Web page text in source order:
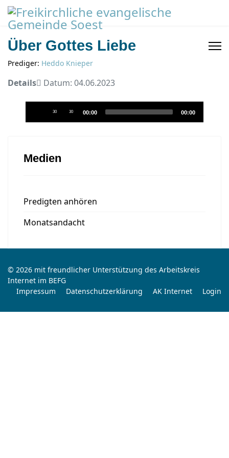
Über Gottes Liebe
Prediger: Heddo Knieper
Details Datum: 04.06.2023
Player
30 30 00:00 00:00
Medien
Predigten anhören
Monatsandacht
© 2026 mit freundlicher Unterstützung des Arbeitskreis
Internet im BEFG
Impressum
Datenschutzerklärung AK Internet Login